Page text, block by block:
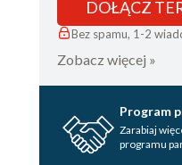
(Kolor
Podsumowanie
Rozdział 3.
pomocą Bridge (125)
DOŁĄCZ
Bez spamu, 1-2
Zobacz więcej »
Program
Zarabiaj
programu